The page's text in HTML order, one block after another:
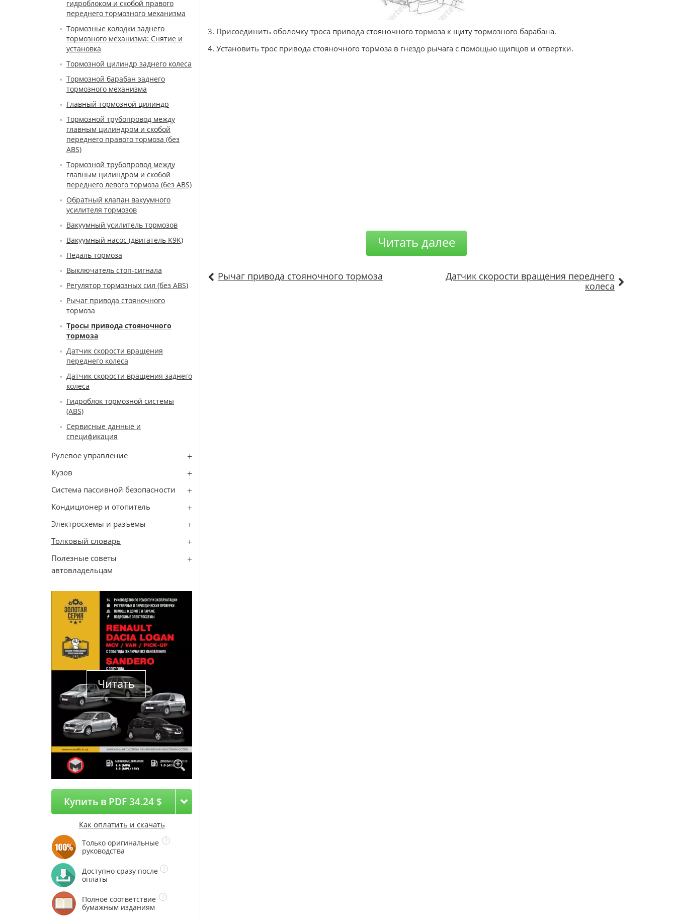
гидроблоком и скобой правого
переднего тормозного механизма
Тормозные колодки заднего
тормозного механизма: Снятие и
установка
Тормозной цилиндр заднего колеса
Тормозной барабан заднего
тормозного механизма
Главный тормозной цилиндр
Тормозной трубопровод между
главным цилиндром и скобой
переднего правого тормоза (без
ABS)
Тормозной трубопровод между
главным цилиндром и скобой
переднего левого тормоза (без ABS)
Обратный клапан вакуумного
усилителя тормозов
Вакуумный усилитель тормозов
Вакуумный насос (двигатель K9K)
Педаль тормоза
Выключатель стоп-сигнала
Регулятор тормозных сил (без ABS)
Рычаг привода стояночного
тормоза
Тросы привода стояночного
тормоза
Датчик скорости вращения
переднего колеса
Датчик скорости вращения заднего
колеса
Гидроблок тормозной системы
(ABS)
Сервисные данные и
спецификация
Рулевое управление
Кузов
Система пассивной безопасности
Кондиционер и отопитель
Электросхемы и разъемы
Толковый словарь
Полезные советы
автовладельцам
Читать
Купить в PDF 34.24 $
Как оплатить и скачать
Только оригинальные
руководства
Доступно сразу после
оплаты
Полное соответствие
бумажным изданиям
3. Присоединить оболочку троса привода стояночного тормоза к щиту тормозного барабана.
4. Установить трос привода стояночного тормоза в гнездо рычага с помощью щипцов и отвертки.
Читать далее
Рычаг привода стояночного тормоза
Датчик скорости вращения переднего
колеса